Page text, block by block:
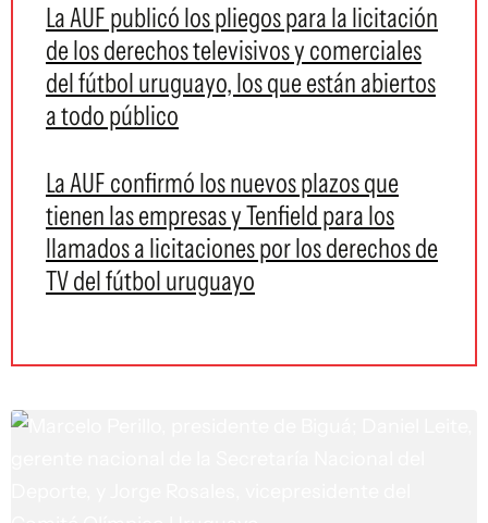
La AUF publicó los pliegos para la licitación
de los derechos televisivos y comerciales
del fútbol uruguayo, los que están abiertos
a todo público
La AUF confirmó los nuevos plazos que
tienen las empresas y Tenfield para los
llamados a licitaciones por los derechos de
TV del fútbol uruguayo